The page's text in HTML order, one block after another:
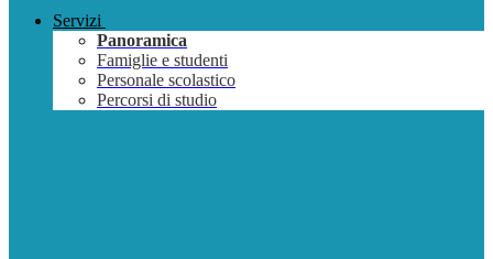
Servizi
Panoramica
Famiglie e studenti
Personale scolastico
Percorsi di studio